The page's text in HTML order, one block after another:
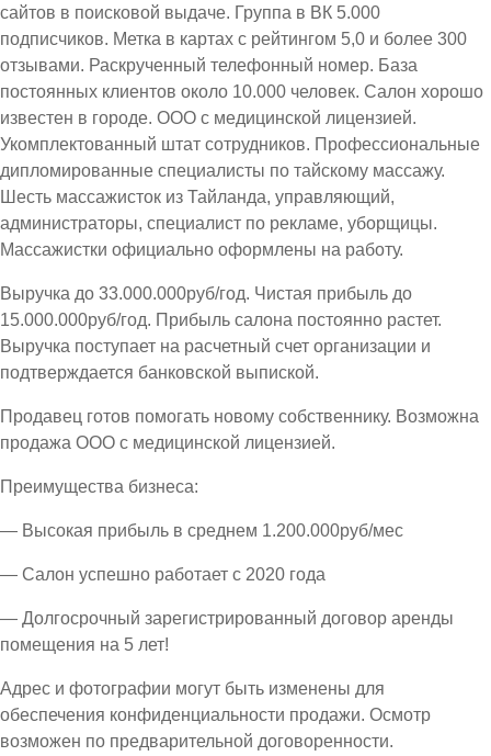
сайтов в поисковой выдаче. Группа в ВК 5.000
подписчиков. Метка в картах с рейтингом 5,0 и более 300
отзывами. Раскрученный телефонный номер. База
постоянных клиентов около 10.000 человек. Салон хорошо
известен в городе. ООО с медицинской лицензией.
Укомплектованный штат сотрудников. Профессиональные
дипломированные специалисты по тайскому массажу.
Шесть массажисток из Тайланда, управляющий,
администраторы, специалист по рекламе, уборщицы.
Массажистки официально оформлены на работу.
Выручка до 33.000.000руб/год. Чистая прибыль до
15.000.000руб/год. Прибыль салона постоянно растет.
Выручка поступает на расчетный счет организации и
подтверждается банковской выпиской.
Продавец готов помогать новому собственнику. Возможна
продажа ООО с медицинской лицензией.
Преимущества бизнеса:
— Высокая прибыль в среднем 1.200.000руб/мес
— Салон успешно работает с 2020 года
— Долгосрочный зарегистрированный договор аренды
помещения на 5 лет!
Адрес и фотографии могут быть изменены для
обеспечения конфиденциальности продажи. Осмотр
возможен по предварительной договоренности.